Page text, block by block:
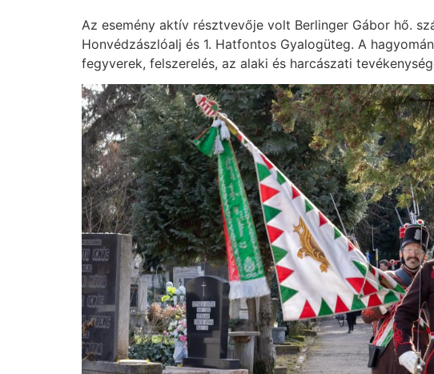
Az esemény aktív résztvevője volt Berlinger Gábor hő.
Honvédzászlóalj és 1. Hatfontos Gyalogüteg. A
fegyverek, felszerelés, az alaki és harcászati